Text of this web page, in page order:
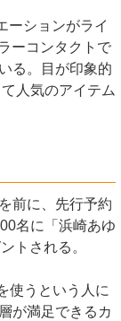
ーションがライ
ーコンタクトで
る。目が印象的
人気のアイテム
前に、先行予約
名に「浜崎あゆ
トされる。
使うという人に
が満足できるカ